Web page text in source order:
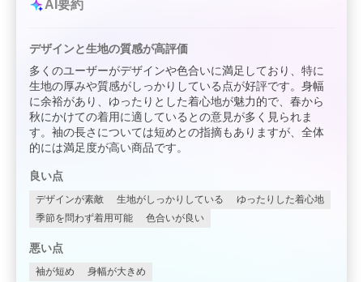
AI要約
デザインと生地の質感が高評価
多くのユーザーがデザインや色合いに満足しており、特に
生地の厚みや質感がしっかりしている点が好評です。身幅
に余裕があり、ゆったりとした着心地が魅力的で、春から
秋にかけての着用に適しているとの意見が多く見られま
す。袖の長さについては短めとの指摘もありますが、全体
的には満足度が高い商品です。
良い点
デザインが素敵 生地がしっかりしている
ゆったりした着心地
季節を問わず着用可能
色合いが良い
悪い点
袖が短め 身幅が大きめ